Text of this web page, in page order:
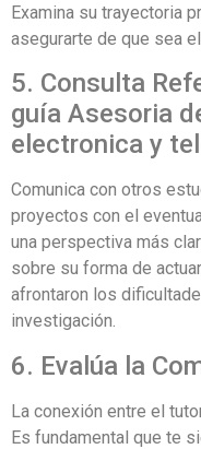
Examina su trayectoria
asegurarte de que sea
5. Consulta
guía Asesoria
electronica y
Comunica con otros
proyectos con el
una perspectiva más
sobre su forma de
afrontaron los
investigación.
6. Evalúa la
La conexión entre el
Es fundamental que te